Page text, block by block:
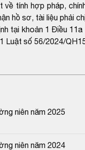
về tính hợp pháp,
hồ sơ, tài liệu phải
tại khoản 1 Điều
số 56/2024/
niên năm 2025
niên năm 2024